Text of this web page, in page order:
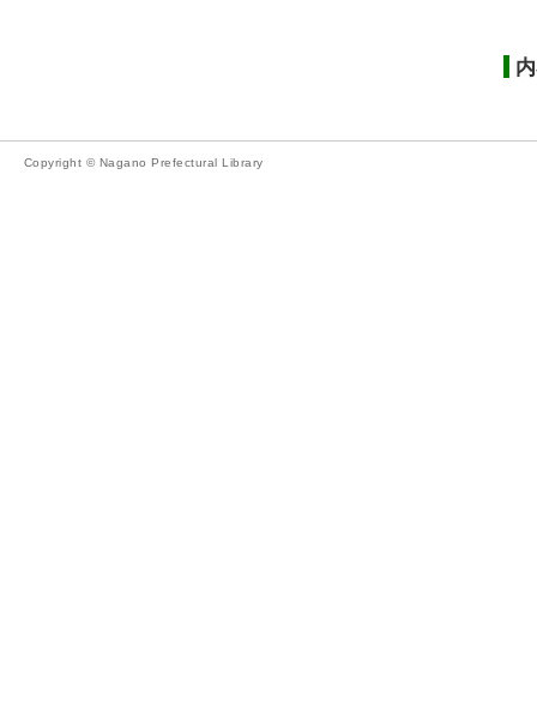
Copyright © Nagano Prefectural Library